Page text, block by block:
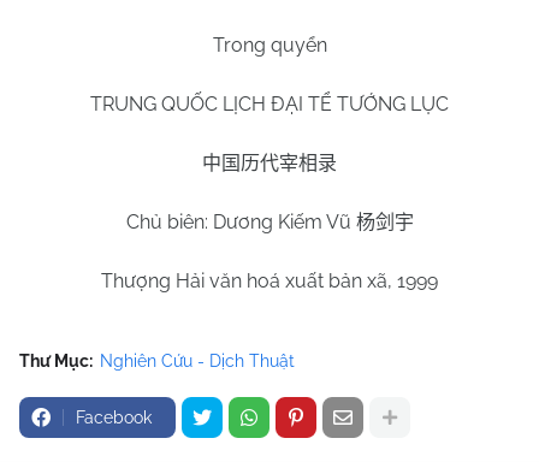
Trong quyển
TRUNG QUỐC LỊCH ĐẠI TỂ TƯỚNG LỤC
中国历代宰相录
Chủ biên: Dương Kiếm Vũ 杨剑宇
Thượng Hải văn hoá xuất bản xã, 1999
Thư Mục: Nghiên Cứu - Dịch Thuật
Facebook